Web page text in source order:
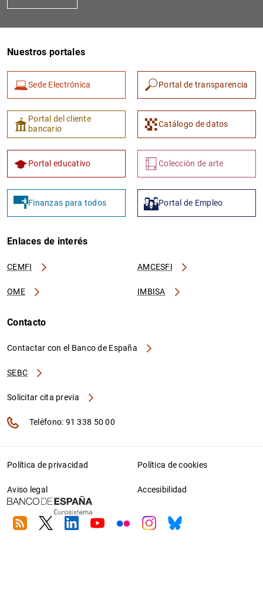
Nuestros portales
Sede Electrónica Portal de transparencia
Portal del cliente
bancario
Catálogo de datos
Portal educativo Colección de arte
Finanzas para todos Portal de Empleo
Enlaces de interés
CEMFI AMCESFI
OME IMBISA
Contacto
Contactar con el Banco de España
SEBC
Solicitar cita previa
Teléfono: 91 338 50 00
Política de privacidad Política de cookies
Aviso legal Accesibilidad
RSS TwitterLinkedin
YoutubeFlickrInstagram
Bluesky